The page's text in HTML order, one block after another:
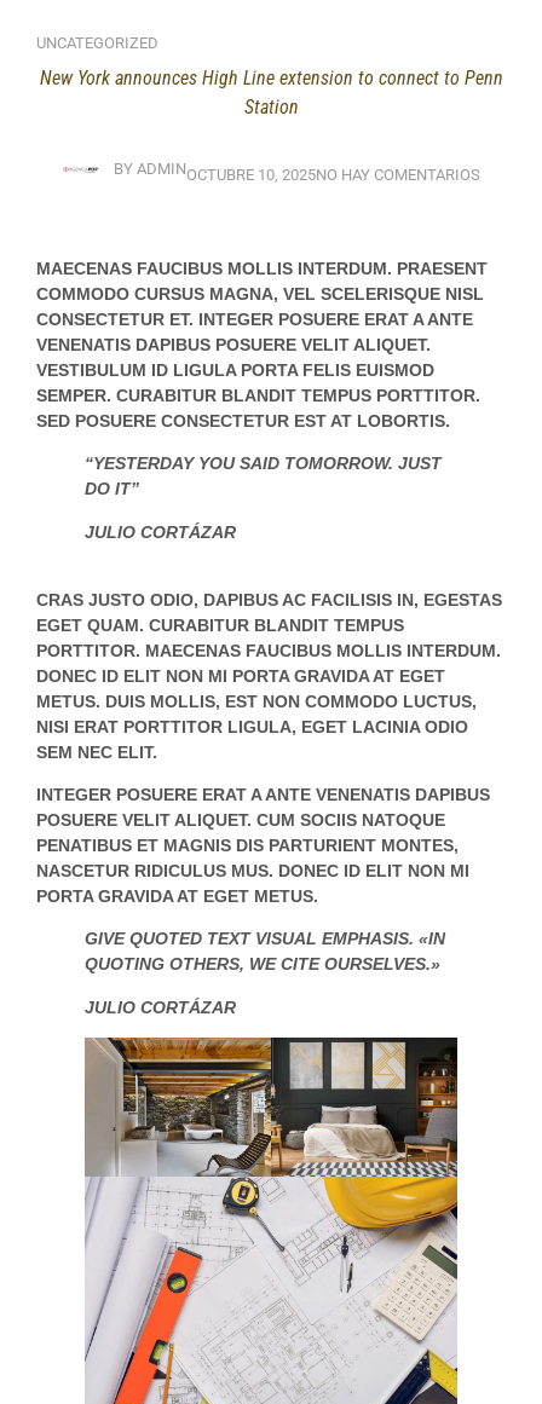
UNCATEGORIZED
New York announces High Line extension to connect to Penn
Station
BY ADMINOCTUBRE 10, 2025NO HAY COMENTARIOS
MAECENAS FAUCIBUS MOLLIS INTERDUM. PRAESENT
COMMODO CURSUS MAGNA, VEL SCELERISQUE NISL
CONSECTETUR ET. INTEGER POSUERE ERAT A ANTE
VENENATIS DAPIBUS POSUERE VELIT ALIQUET.
VESTIBULUM ID LIGULA PORTA FELIS EUISMOD
SEMPER. CURABITUR BLANDIT TEMPUS PORTTITOR.
SED POSUERE CONSECTETUR EST AT LOBORTIS.
“YESTERDAY YOU SAID TOMORROW. JUST
DO IT”
JULIO CORTÁZAR
CRAS JUSTO ODIO, DAPIBUS AC FACILISIS IN, EGESTAS
EGET QUAM. CURABITUR BLANDIT TEMPUS
PORTTITOR. MAECENAS FAUCIBUS MOLLIS INTERDUM.
DONEC ID ELIT NON MI PORTA GRAVIDA AT EGET
METUS. DUIS MOLLIS, EST NON COMMODO LUCTUS,
NISI ERAT PORTTITOR LIGULA, EGET LACINIA ODIO
SEM NEC ELIT.
INTEGER POSUERE ERAT A ANTE VENENATIS DAPIBUS
POSUERE VELIT ALIQUET. CUM SOCIIS NATOQUE
PENATIBUS ET MAGNIS DIS PARTURIENT MONTES,
NASCETUR RIDICULUS MUS. DONEC ID ELIT NON MI
PORTA GRAVIDA AT EGET METUS.
GIVE QUOTED TEXT VISUAL EMPHASIS. «IN
QUOTING OTHERS, WE CITE OURSELVES.»
JULIO CORTÁZAR